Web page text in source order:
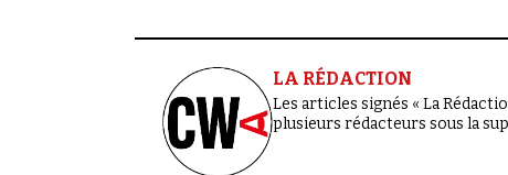
LA RÉDACTION
Les articles signés « La
plusieurs rédacteurs sous la